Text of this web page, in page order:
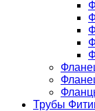
Трубы